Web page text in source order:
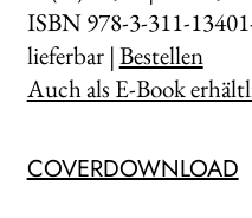
ISBN 978-3-311-
lieferbar |Bestellen
Auch als E-Book
COVERDOWNLOAD